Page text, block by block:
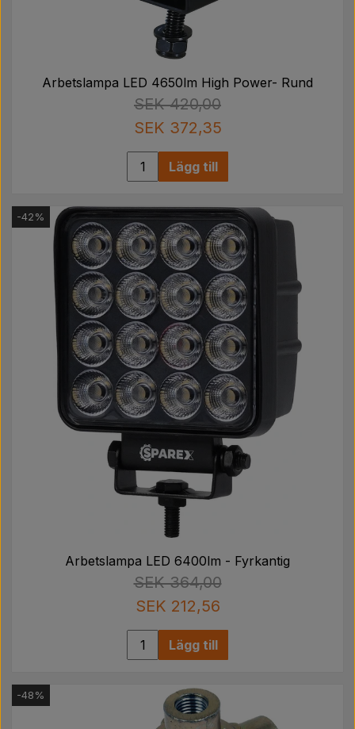
Arbetslampa LED 4650lm High Power- Rund
SEK 420,00
SEK 372,35
Lägg till
-42%
Arbetslampa LED 6400lm - Fyrkantig
SEK 364,00
SEK 212,56
Lägg till
-48%